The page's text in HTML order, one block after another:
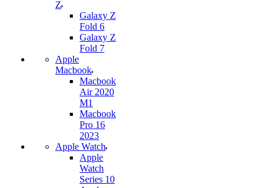
Z
Galaxy Z
Fold 6
Galaxy Z
Fold 7
Apple
Macbook
Macbook
Air 2020
M1
Macbook
Pro 16
2023
Apple Watch
Apple
Watch
Series 10